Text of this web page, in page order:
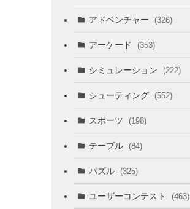
アドベンチャー (326)
アーケード (353)
シミュレーション (222)
シューティング (552)
スポーツ (198)
テーブル (84)
パズル (325)
ユーザーコンテスト (463)